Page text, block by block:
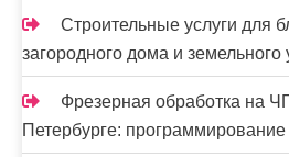
Строительные услуги для
загородного дома и земельного
Фрезерная обработка на
Петербурге: программирование